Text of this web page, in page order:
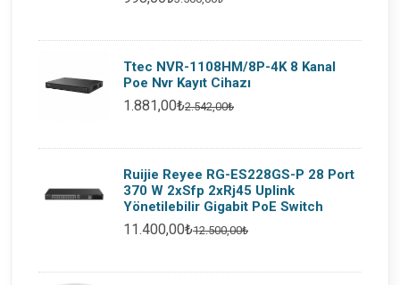
Ttec NVR-1108HM/8P-4K 8 Kanal
Poe Nvr Kayıt Cihazı
1.881,00₺2.542,00₺
Ruijie Reyee RG-ES228GS-P 28 Port
370 W 2xSfp 2xRj45 Uplink
Yönetilebilir Gigabit PoE Switch
11.400,00₺12.500,00₺